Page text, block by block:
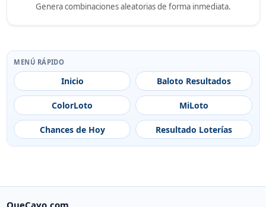
Genera combinaciones aleatorias de forma inmediata.
MENÚ RÁPIDO
Inicio Baloto Resultados
ColorLoto MiLoto
Chances de Hoy Resultado Loterías
QueCayo.com